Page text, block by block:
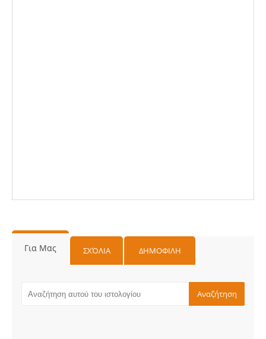
Για Μας ΣΧΌΛΙΑ ΔΗΜΟΦΙΛΗ